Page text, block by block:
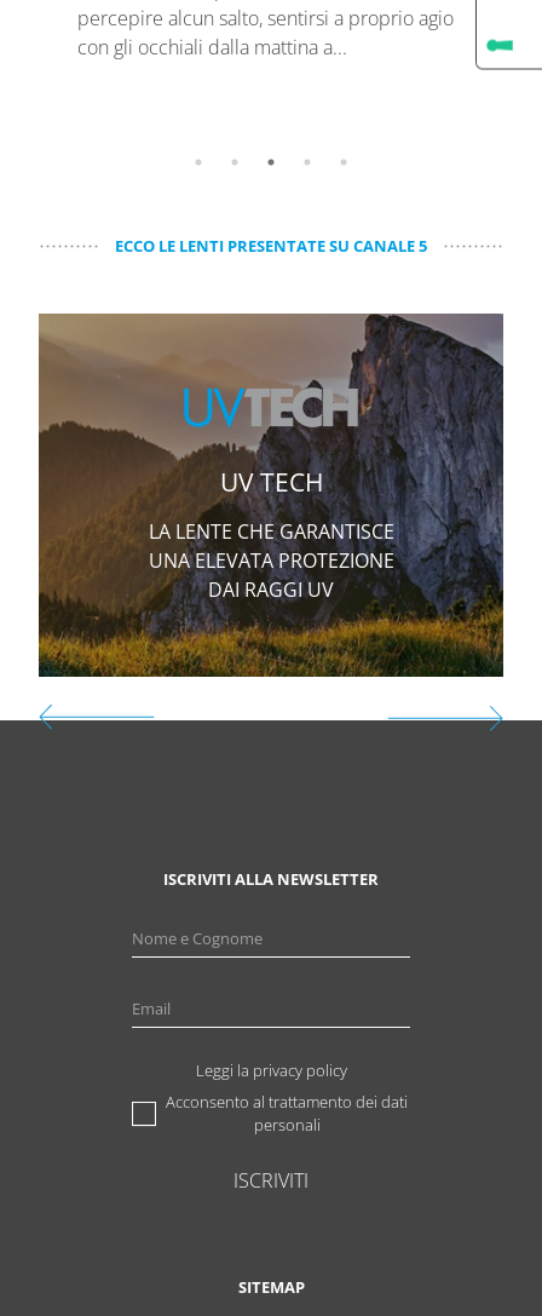
percepire alcun salto, sentirsi a proprio agio
con gli occhiali dalla mattina a...
una lente realmente performante sta nella
personalizzazione. Ma quali sono i parametri
che entrano in gioco?
ECCO LE LENTI PRESENTATE SU CANALE 5
UV TECH
LA LENTE CHE GARANTISCE
UNA ELEVATA PROTEZIONE
DAI RAGGI UV
ISCRIVITI ALLA NEWSLETTER
Leggi la privacy policy
Acconsento al trattamento dei dati
personali
ISCRIVITI
SITEMAP